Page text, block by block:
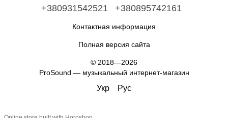
+380931542521 +380895742161
Контактная информация
Полная версия сайта
© 2018—2026
ProSound — музыкальный интернет-магазин
Укр Рус